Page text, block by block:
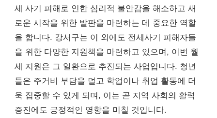
세 사기 피해로 인한 심리적 불안감을 해소하고 새
로운 시작을 위한 발판을 마련하는 데 중요한 역할
을 합니다. 강서구는 이 외에도 전세사기 피해자들
을 위한 다양한 지원책을 마련하고 있으며, 이번 월
세 지원은 그 일환으로 추진되는 사업입니다. 청년
들은 주거비 부담을 덜고 학업이나 취업 활동에 더
욱 집중할 수 있게 되며, 이는 곧 지역 사회의 활력
증진에도 긍정적인 영향을 미칠 것입니다.